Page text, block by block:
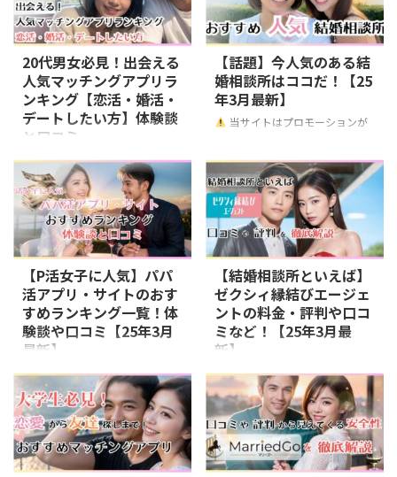
いを共有できる場所があったら――そ
んなあなたにぴったりのアプリを
のは、既婚者のために作られた特
別なマッチングアプリ、
「Healmate（ヒールメイト）」
と「Cuddle（カドル）」。 で
れぞれのアプリには異なる魅力が
あります。あなたの今の気持ちに
寄り添えるアプリを選んでくださ
い。
...
が、2024年5月に既婚者マッチン
グアプリをリリースしました！
その名も「Meet（ミート）」 既
婚者マッチングアプリとは？ キ
コンパとは？ 出典：キコンパ
Meet(ミート)の基本情報 公式サイ
ト https://meet-up.jp/ ユーザー
対象年齢 30代～50代 利用料金 男
性：9,780円~ 女性：無料 特徴
2024 ...
20代男女必見！出会える
人気マッチングアプリラ
ンキング【恋活・婚活・
デートしたい方】体験談
と口コミ
当サイトはプロモーションが
含まれます 同年代と気軽に出会
えるアプリを探しているあなた
に、最適なアプリを厳選紹介。恋
活・婚活・デートにぴったりのア
プリをリストアップしました！
診断 真面目な恋人探しに最適 会
員数800万人 Pairs (ペアーズ) 利
用者数2000万人以上 地方にも強
い 真剣な恋愛向け Omiai (オミア
イ) 将来を見据えた恋愛 真剣な出
会いを求める人向け アプリの選
び方ポイント 目的に合わせる：
恋愛、結婚、デート ...
【話題】今人気のある結
婚相談所はココだ！【25
年3月最新】
当サイトはプロモーションが
そうですが、結婚相談所も知識が
ないと結婚が遠のいてしまう可能
性がありますので、この記事でし
っかりと知識をつけていきましょ
う！ 困ったら大手に頼る！ゼク
シィ縁結び 出典：ゼクシィ縁結
び ゼクシィ縁結びを使う引き人
20代〜30代で早期に結婚をした
い異性を探している方 価値観な
どの内面を重視したい方 大手が
運営するアプリに安心感を抱く人
ゼクシィ縁結びは30代前後の男
【P活女子に人気】パパ
活アプリ・サイトのおす
すめランキング一覧！体
験談や口コミ【25年3月
最新】
当サイトはプロモーションが
含まれます 「パパ活で稼いでみ
たい」と考える女の子へ、まずは
その魅力をお伝えします。パパ活
は、年上の男性と一緒に時間を過
ごすことでお小遣いをもらう活動
【結婚相談所といえば】
ゼクシィ縁結びエージェ
ントの料金・評判や口コ
ミなど！【25年3月最
新】
ゼクシィ縁結びエージェントの特
徴とは？ 引用：https://zexy-en-
soudan.net/ ゼクシィ縁結びエー
ジェントは、従来の結婚相談所の
イメージを覆す「わかりやすい料
金プラン」と「効率的な婚活サポ